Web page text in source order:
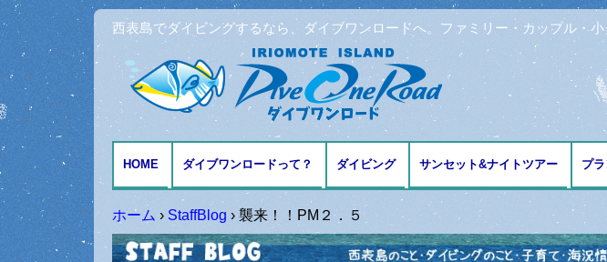
西表島でダイビングするなら、ダイブワンロードへ。ファミリー・カップル・
HOME ダイブワンロードって？
アクセスとMAP
ダイビング
ファンダイブ
体験ダイビング
サンセット&ナイトツアー プ
ホーム › StaffBlog ›襲来！！PM２．５